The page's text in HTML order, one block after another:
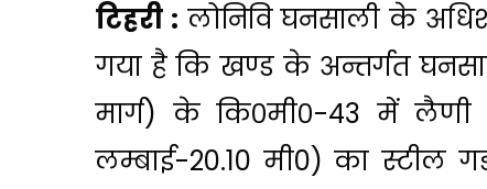
टिहरी : लोनिवि घनसाली के
गया है कि खण्ड के अन्तर्गत
मार्ग) के कि०मी०-43 में
लम्बाई-20.10 मी0) का स्टील